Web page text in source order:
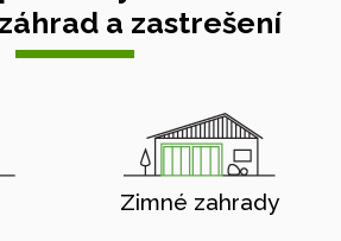
a zastrešení
Zimné zahrady